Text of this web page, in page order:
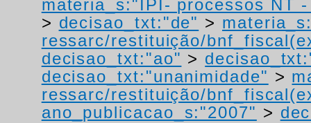
materia_s:"IPI- processos NT
> decisao_txt:"de" >
ressarc/restituição/
decisao_txt:"ao" >
decisao_txt:"unanimidade" >
ressarc/restituição/
ano_publicacao_s:"2007" >